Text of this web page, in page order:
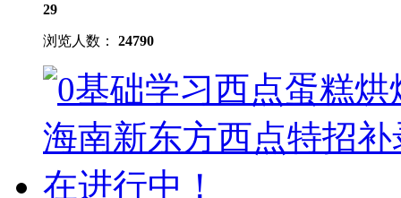
29
浏览人数： 24790